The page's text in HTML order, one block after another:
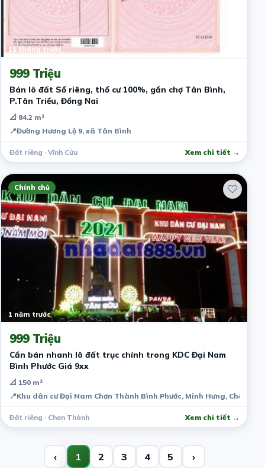
11 tháng trước
999 Triệu
Bán lô đất Sổ riêng, thổ cư 100%, gần chợ Tân Bình,
P.Tân Triều, Đồng Nai
📐 84.2 m²
📍Đường Hương Lộ 9, xã Tân Bình
Đất riêng · Vĩnh Cửu Xem chi tiết →
Chính chủ
1 năm trước
999 Triệu
Cần bán nhanh lô đất trục chính trong KDC Đại Nam
Bình Phước Giá 9xx
📐 150 m²
📍Khu dân cư Đại Nam Chơn Thành Bình Phước, Minh Hưng, Chơn
Đất riêng · Chơn Thành Xem chi tiết →
‹ 1 2 3 4 5 ›